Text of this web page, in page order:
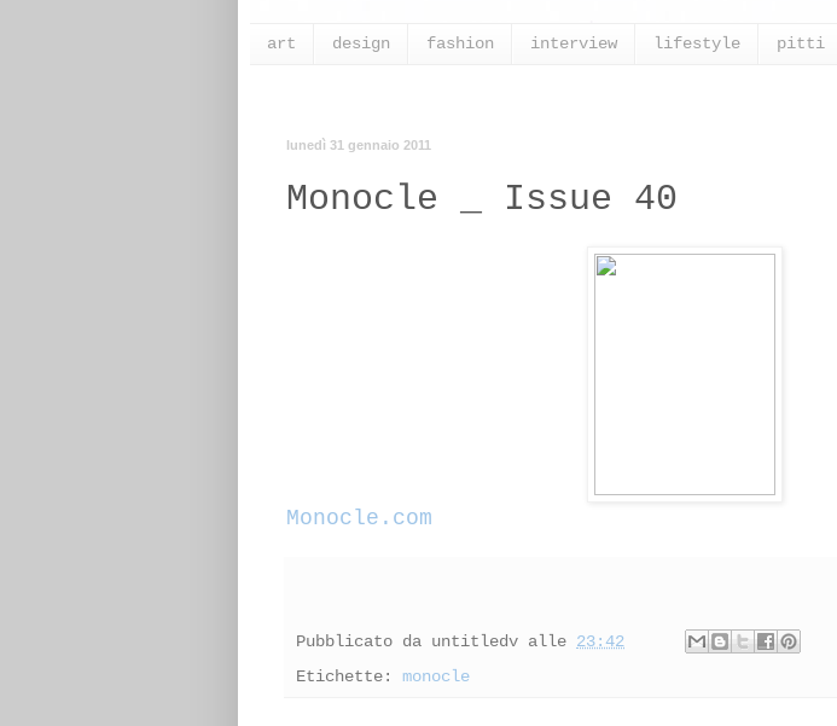
art design fashion interview lifestyle pitti
lunedì 31 gennaio 2011
Monocle _ Issue 40
Monocle.com
Pubblicato da untitledv alle 23:42
Etichette: monocle